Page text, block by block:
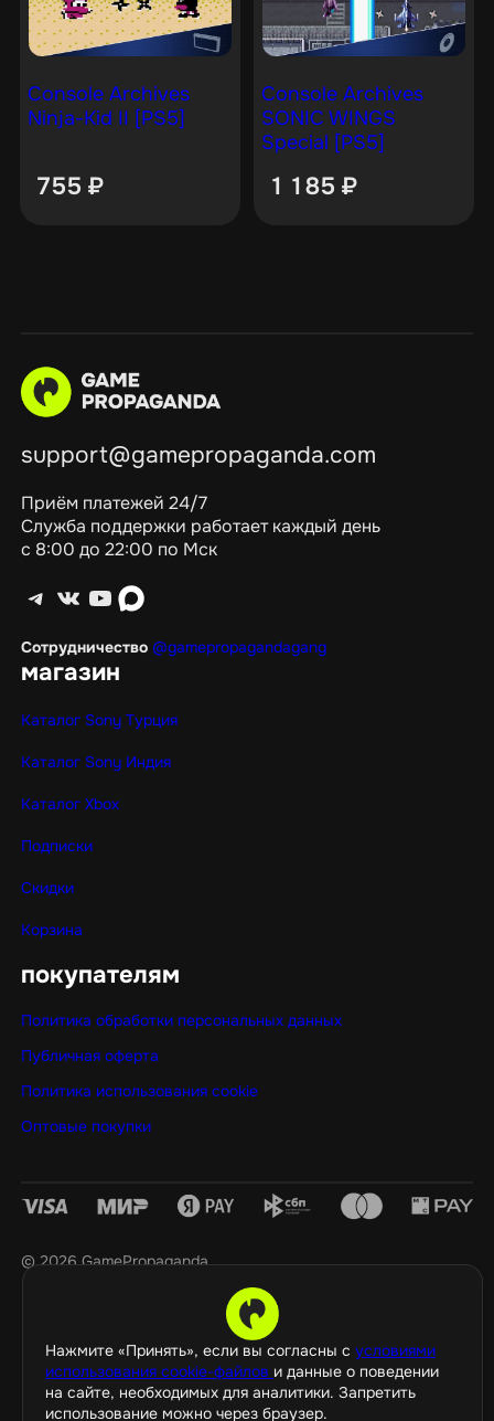
Нажмите «Принять», если вы согласны с условиями
использования cookie-файлов и данные о поведении
на сайте, необходимых для аналитики. Запретить
использование можно через браузер.
Console Archives
Ninja-Kid II [PS5]
755 ₽
Console Archives
SONIC WINGS
Special [PS5]
1 185 ₽
support@gamepropaganda.com
Приём платежей 24/7
Служба поддержки работает каждый день
с 8:00 до 22:00 по Мск
Telegram ВКонтакте YouTube max
Сотрудничество @gamepropagandagang
магазин
Каталог Sony Турция
Каталог Sony Индия
Каталог Xbox
Подписки
Скидки
Корзина
покупателям
Политика обработки персональных данных
Публичная оферта
Политика использования cookie
Оптовые покупки
©️ 2026 GamePropaganda